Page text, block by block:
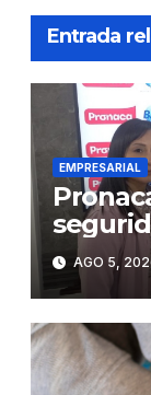
Entrada
EMPRESARIAL
BASC
AGO 5,